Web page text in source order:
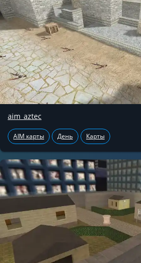
aim_aztec
AIM карты День Карты